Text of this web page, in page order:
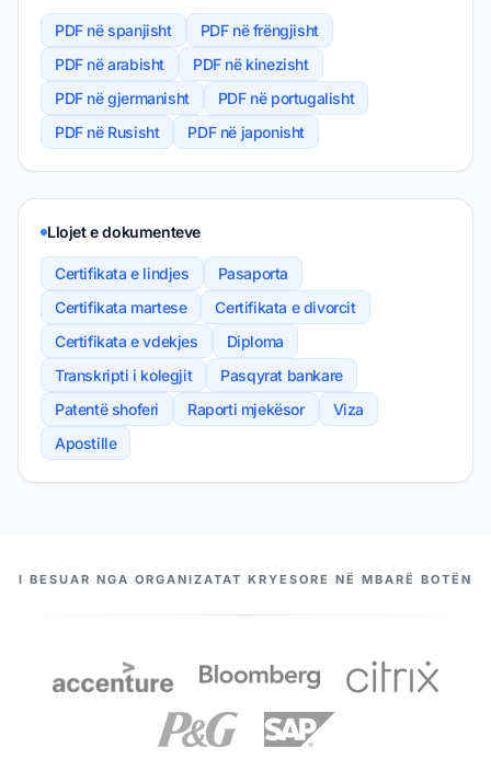
PDF në spanjisht
PDF në frëngjisht
PDF në arabisht
PDF në kinezisht
PDF në gjermanisht
PDF në portugalisht
PDF në Rusisht
PDF në japonisht
Llojet e dokumenteve
Certifikata e lindjes
Pasaporta
Certifikata martese
Certifikata e divorcit
Certifikata e vdekjes
Diploma
Transkripti i kolegjit
Pasqyrat bankare
Patentë shoferi
Raporti mjekësor
Viza
Apostille
PARTNERËT TANË
I BESUAR NGA ORGANIZATAT KRYESORE NË MBARË BOTËN